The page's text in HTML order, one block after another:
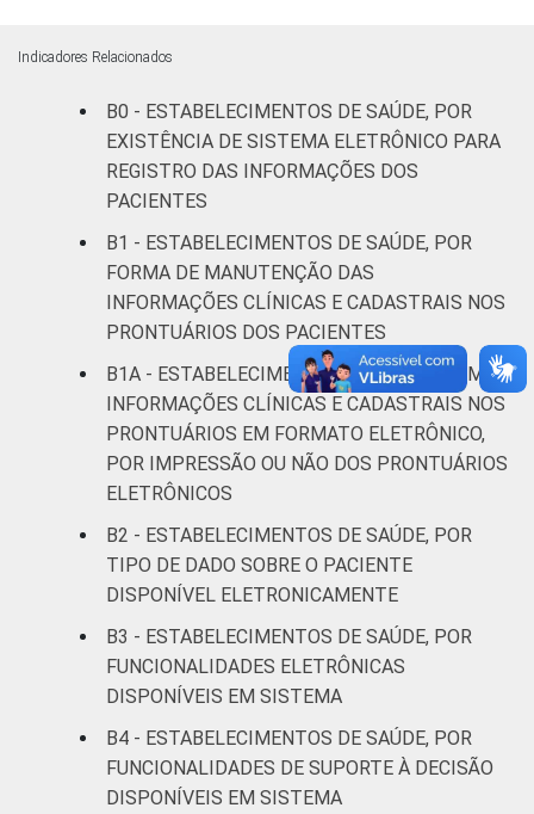
Com
internação
(mais de
77
Serviço de
apoio à
diagnose e
terapia
82
LOCALIZAÇÃO Capital 81
Interior 71
¹Cada item apresentado se refere apenas
aos resultados da alternativa "Sim".
Fonte: CGI.br/NIC.br, Centro Regional de
Estudos para o Desenvolvimento da
Sociedade da Informação (Cetic.br),
Pesquisa sobre o uso das Tecnologias de
Informação e Comunicação nos
estabelecimentos de saúde brasileiros - TIC
Saúde 2016.
Indicadores Relacionados
B0 - ESTABELECIMENTOS DE SAÚDE, POR
EXISTÊNCIA DE SISTEMA ELETRÔNICO PARA
REGISTRO DAS INFORMAÇÕES DOS
PACIENTES
B1 - ESTABELECIMENTOS DE SAÚDE, POR
FORMA DE MANUTENÇÃO DAS
INFORMAÇÕES CLÍNICAS E CADASTRAIS NOS
PRONTUÁRIOS DOS PACIENTES
B1A - ESTABELECIMENTOS DE SAÚDE COM
INFORMAÇÕES CLÍNICAS E CADASTRAIS NOS
PRONTUÁRIOS EM FORMATO ELETRÔNICO,
POR IMPRESSÃO OU NÃO DOS PRONTUÁRIOS
ELETRÔNICOS
B2 - ESTABELECIMENTOS DE SAÚDE, POR
TIPO DE DADO SOBRE O PACIENTE
DISPONÍVEL ELETRONICAMENTE
B3 - ESTABELECIMENTOS DE SAÚDE, POR
FUNCIONALIDADES ELETRÔNICAS
DISPONÍVEIS EM SISTEMA
B4 - ESTABELECIMENTOS DE SAÚDE, POR
FUNCIONALIDADES DE SUPORTE À DECISÃO
DISPONÍVEIS EM SISTEMA